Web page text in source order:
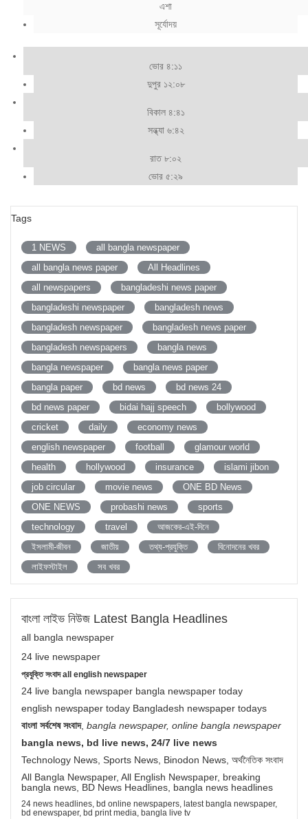
এশা
সূর্যোদয়
ভোর ৪:১১
দুপুর ১২:০৮
বিকাল ৪:৪১
সন্ধ্যা ৬:৪২
রাত ৮:০২
ভোর ৫:২৯
Tags
1 NEWS
all bangla newspaper
all bangla news paper
All Headlines
all newspapers
bangladeshi news paper
bangladeshi newspaper
bangladesh news
bangladesh newspaper
bangladesh news paper
bangladesh newspapers
bangla news
bangla newspaper
bangla news paper
bangla paper
bd news
bd news 24
bd news paper
bidai hajj speech
bollywood
cricket
daily
economy news
english newspaper
football
glamour world
health
hollywood insurance
islami jibon
job circular
movie news
ONE BD News
ONE NEWS
probashi news
sports
technology
travel
আজকের-এই-দিনে
ইসলামী-জীবন
জাতীয় তথ্য-প্রযুক্তি
বিনোদনের খবর
লাইফস্টাইল
সব খবর
বাংলা লাইভ নিউজ Latest Bangla Headlines
all bangla newspaper
24 live newspaper
প্রযুক্তি সংবাদ all english newspaper
24 live bangla newspaper bangla newspaper today
english newspaper today Bangladesh newspaper todays
বাংলা সর্বশেষ সংবাদ, bangla newspaper, online bangla newspaper
bangla news, bd live news, 24/7 live news
Technology News, Sports News, Binodon News, অর্থনৈতিক সংবাদ
All Bangla Newspaper, All English Newspaper, breaking
bangla news, BD News Headlines, bangla news headlines
24 news headlines, bd online newspapers, latest bangla newspaper,
bd enewspaper, bd print media, bangla live tv